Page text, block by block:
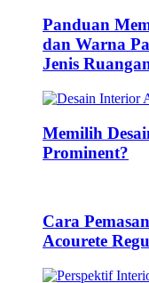
Panduan
dan Warna
Jenis
Memilih
Prominent?
Cara
Acourete